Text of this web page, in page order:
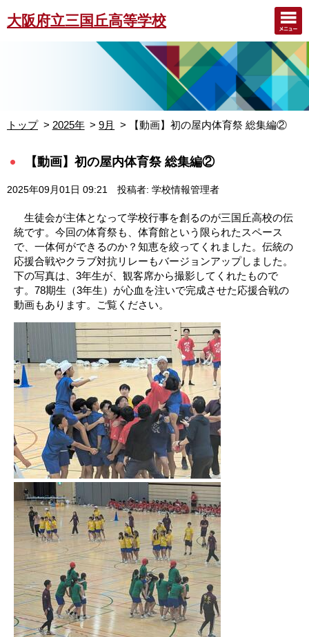
大阪府立三国丘高等学校
トップ 2025年 9月 【動画】初の屋内体育祭 総集編②
【動画】初の屋内体育祭 総集編②
2025年09月01日 09:21 投稿者: 学校情報管理者
生徒会が主体となって学校行事を創るのが三国丘高校の伝
統です。今回の体育祭も、体育館という限られたスペース
で、一体何ができるのか？知恵を絞ってくれました。伝統の
応援合戦やクラブ対抗リレーもバージョンアップしました。
下の写真は、3年生が、観客席から撮影してくれたもので
す。78期生（3年生）が心血を注いで完成させた応援合戦の
動画もあります。ご覧ください。